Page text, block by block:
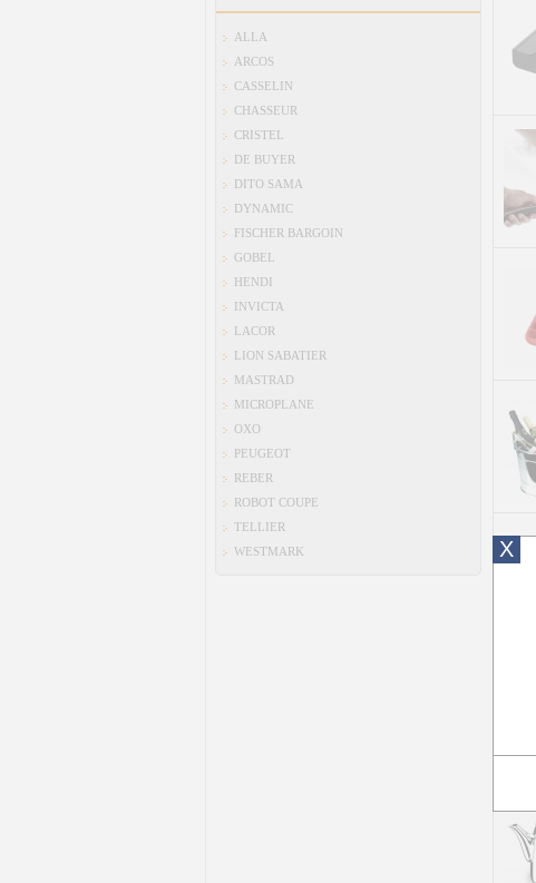
ALLA
ARCOS
CASSELIN
CHASSEUR
CRISTEL
DE BUYER
DITO SAMA
DYNAMIC
FISCHER BARGOIN
GOBEL
HENDI
INVICTA
LACOR
LION SABATIER
MASTRAD
MICROPLANE
OXO
PEUGEOT
REBER
ROBOT COUPE
TELLIER
WESTMARK
X